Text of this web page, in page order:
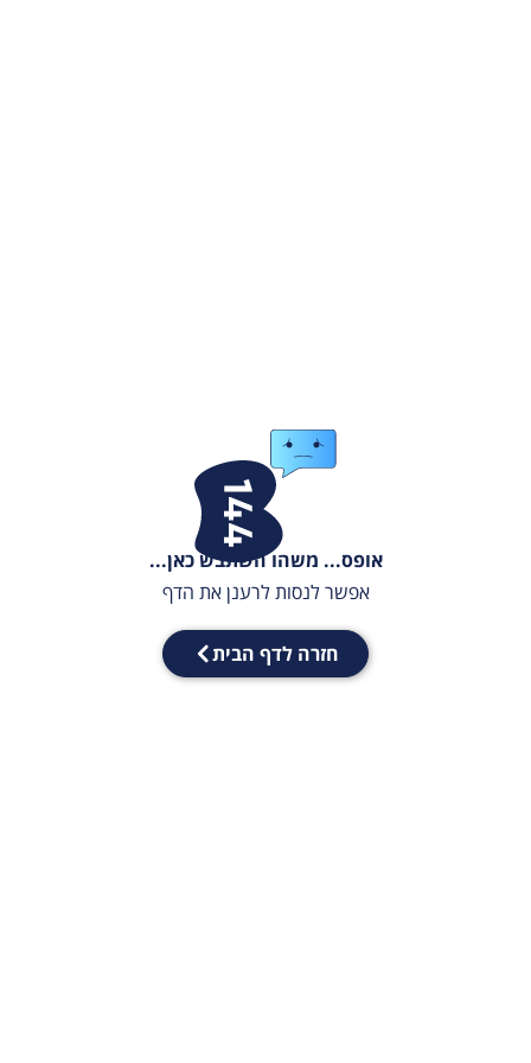
אופס... משהו השתבש כאן...
אפשר לנסות לרענן את הדף
חזרה לדף הבית